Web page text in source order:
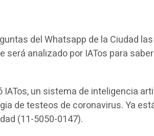
del Whatsapp de la Ciudad
será analizado por IATos para
IATos, un sistema de inteligencia
de testeos de coronavirus. Ya
(11-5050-0147).